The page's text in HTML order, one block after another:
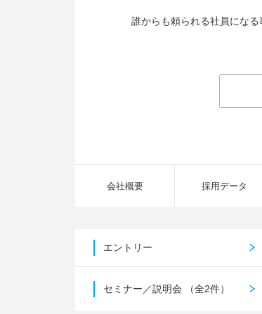
誰からも頼られる社員になる
会社概要 採用データ
エントリー
セミナー／説明会 （全2件）